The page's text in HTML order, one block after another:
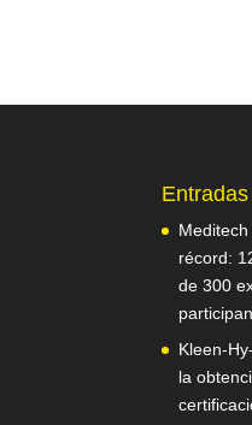
récord:
de 300
Kleen-
la